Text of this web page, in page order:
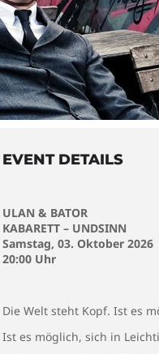
EVENT DETAILS
ULAN & BATOR
KABARETT – UNDSINN
Samstag, 03. Oktober 2026
20:00 Uhr
Die Welt steht Kopf. Ist es
Ist es möglich, sich in